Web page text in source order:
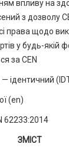
впливу на
з дозволу
права щодо
у будь-якій
за CEN
— ідентичний
(еn)
62233:2014
ЗМІСТ